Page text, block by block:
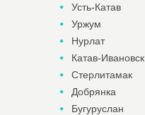
Усть-Катав
Уржум
Нурлат
Катав-Ивановск
Стерлитамак
Добрянка
Бугуруслан